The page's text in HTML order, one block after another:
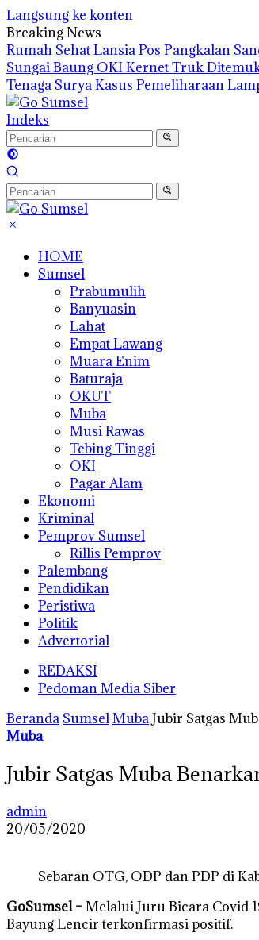
Langsung ke konten
Breaking News
Rumah Sehat Lansia Pos Pangkalan
Sungai Baung OKI Kernet Truk
Tenaga SuryaKasus Pemeliharaan
Indeks
HOME
Sumsel
Prabumulih
Banyuasin
Lahat
Empat Lawang
Muara Enim
Baturaja
OKUT
Muba
Musi Rawas
Tebing Tinggi
OKI
Pagar Alam
Ekonomi
Kriminal
Pemprov Sumsel
Rillis Pemprov
Palembang
Pendidikan
Peristiwa
Politik
Advertorial
REDAKSI
Pedoman Media Siber
Beranda SumselMubaJubir Satgas
Muba
Jubir Satgas Muba
admin
20/05/2020
Sebaran OTG, ODP dan PDP di
GoSumsel –Melalui Juru Bicara Covid
Bayung Lencir terkonfirmasi positif.